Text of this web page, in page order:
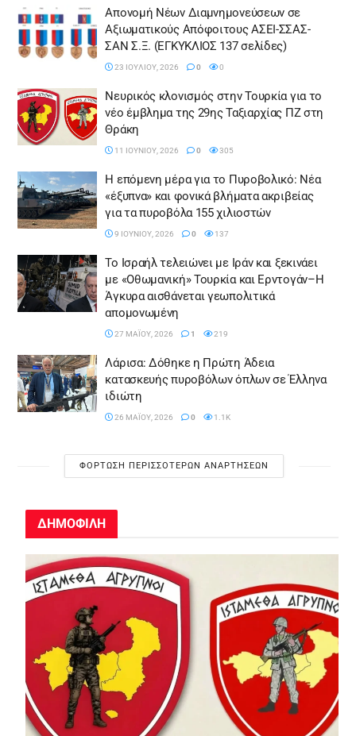
Απονομή Νέων Διαμνημονεύσεων σε
Αξιωματικούς Απόφοιτους ΑΣΕΙ-ΣΣΑΣ-
ΣΑΝ Σ.Ξ. (ΕΓΚΥΚΛΙΟΣ 137 σελίδες)
23 ΙΟΥΛΊΟΥ, 2026 0 0
Νευρικός κλονισμός στην Τουρκία για το
νέο έμβλημα της 29ης Ταξιαρχίας ΠΖ στη
Θράκη
11 ΙΟΥΝΊΟΥ, 2026 0 305
Η επόμενη μέρα για το Πυροβολικό: Νέα
«έξυπνα» και φονικά βλήματα ακριβείας
για τα πυροβόλα 155 χιλιοστών
9 ΙΟΥΝΊΟΥ, 2026 0 137
Το Ισραήλ τελειώνει με Ιράν και ξεκινάει
με «Οθωμανική» Τουρκία και Ερντογάν–Η
Άγκυρα αισθάνεται γεωπολιτικά
απομονωμένη
27 ΜΑΪ́ΟΥ, 2026 1 219
Λάρισα: Δόθηκε η Πρώτη Άδεια
κατασκευής πυροβόλων όπλων σε Έλληνα
ιδιώτη
26 ΜΑΪ́ΟΥ, 2026 0 1.1K
ΦΌΡΤΩΣΗ ΠΕΡΙΣΣΌΤΕΡΩΝ ΑΝΑΡΤΉΣΕΩΝ
ΔΗΜΟΦΙΛΗ